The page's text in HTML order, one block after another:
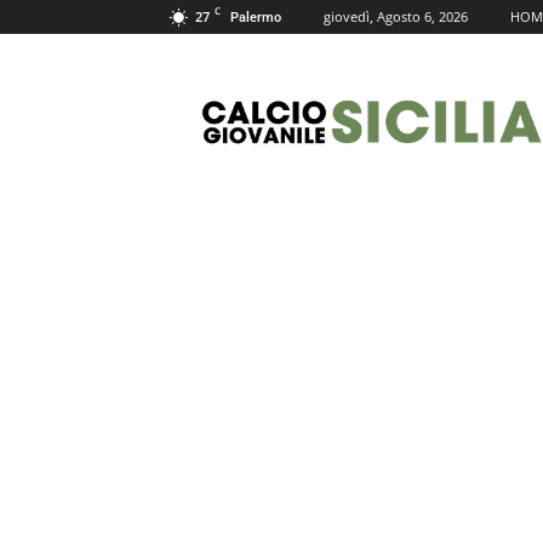
27 C Palermo giovedì, Agosto 6, 2026
Giovanile
Sicilia